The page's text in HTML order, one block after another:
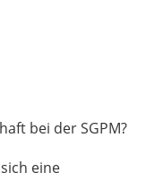
bei der SGPM?
eine